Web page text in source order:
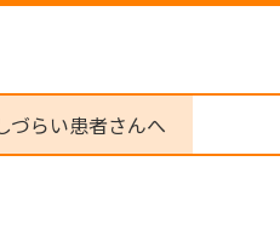
づらい患者さんへ